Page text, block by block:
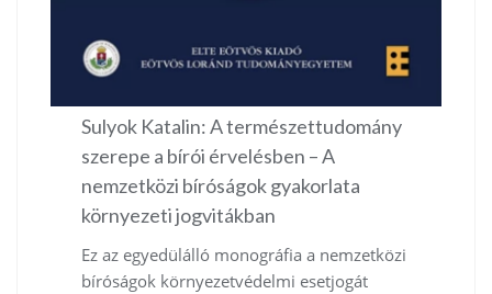
Sulyok Katalin: A természettudomány
szerepe a bírói érvelésben – A
nemzetközi bíróságok gyakorlata
környezeti jogvitákban
Ez az egyedülálló monográfia a nemzetközi
bíróságok környezetvédelmi esetjogát